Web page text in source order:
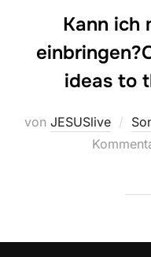
Kann ich
einbringen?
ideas to
von JESUSlive